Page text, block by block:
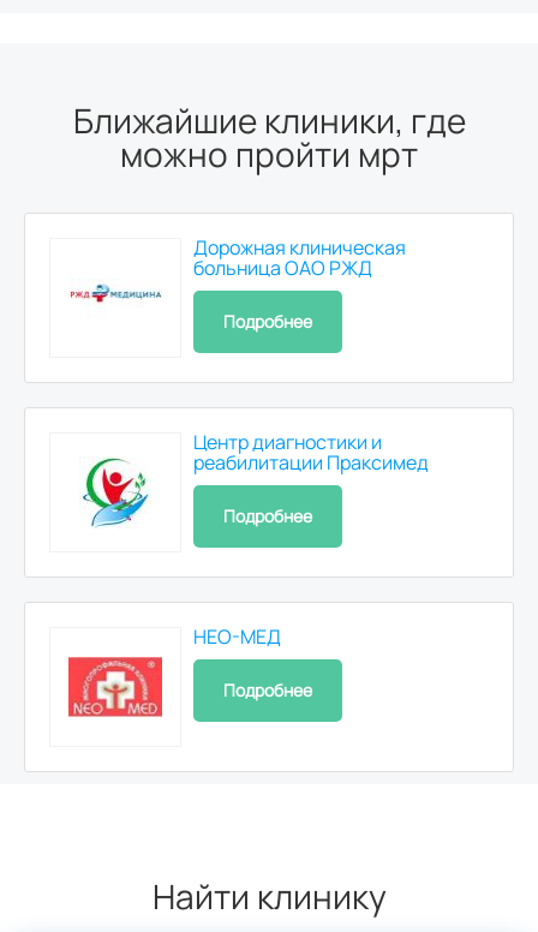
Ближайшие клиники, где
можно пройти мрт
Дорожная клиническая
больница ОАО РЖД
Подробнее
Центр диагностики и
реабилитации Праксимед
Подробнее
НЕО-МЕД
Подробнее
Найти клинику